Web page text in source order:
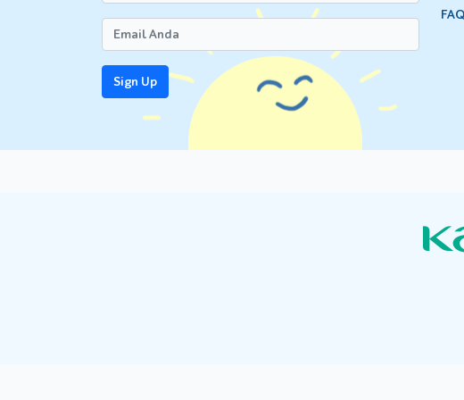
Amerika).
Makanya, amarah dan hukuman yang berat hanya
kebohongan demi terhindar dari hukuman.
Dalam kondisi ini, Dads disarankan untuk bersama-
temannya, ajak dia untuk menemui temannya dan dorong
Si Kecil untuk menerima konsep berani jujur dan tanggung
faktanya sebuah penelitian di Kanada yang dilakukan
proses yang kompleks karena Si Kecil harus
Sign Up
FAQ